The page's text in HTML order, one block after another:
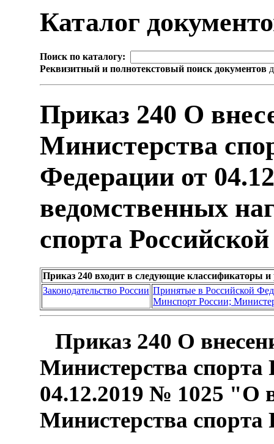
Каталог
Поиск по каталогу:
Реквизитный и полнотекстовый поиск документов
Приказ 240 О
Министерства
Федерации от
ведомственных
спорта
Приказ 240 входит в следующие классификаторы и
Законодательство России Принятые в Российской
Минспорт России;
Приказ 240 О
Министерства спорта
04.12.2019 № 1025 "О
Министерства